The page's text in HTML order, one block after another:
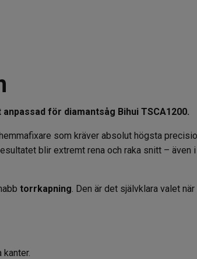
för diamantsåg Bihui TSCA1200.
som kräver absolut högsta
blir extremt rena och raka snitt – även
torrkapning . Den är det självklara valet